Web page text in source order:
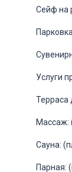
Сейф на
Парковка
Услуги
Терраса
Массаж:
Сауна:
Парная: